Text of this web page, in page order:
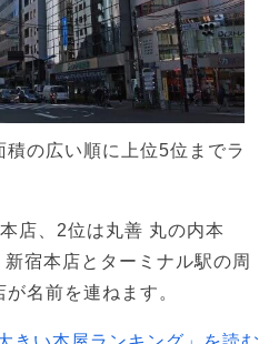
の広い順に上位5位までラ
店、2位は丸善 丸の内本
宿本店とターミナル駅の周
名前を連ねます。